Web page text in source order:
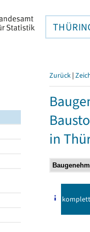
Zurück |
in
komplett